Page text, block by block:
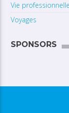
Vie professionnelle
Voyages
SPONSORS